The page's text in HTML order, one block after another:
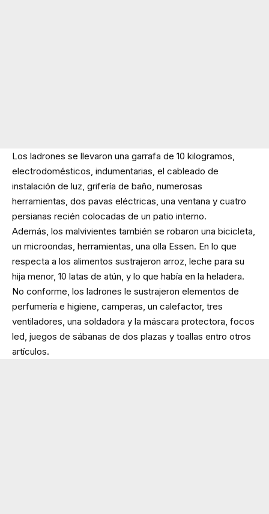
Los ladrones se llevaron una garrafa de 10 kilogramos,
electrodomésticos, indumentarias, el cableado de
instalación de luz, grifería de baño, numerosas
herramientas, dos pavas eléctricas, una ventana y cuatro
persianas recién colocadas de un patio interno.
Además, los malvivientes también se robaron una bicicleta,
un microondas, herramientas, una olla Essen. En lo que
respecta a los alimentos sustrajeron arroz, leche para su
hija menor, 10 latas de atún, y lo que había en la heladera.
No conforme, los ladrones le sustrajeron elementos de
perfumería e higiene, camperas, un calefactor, tres
ventiladores, una soldadora y la máscara protectora, focos
led, juegos de sábanas de dos plazas y toallas entro otros
artículos.